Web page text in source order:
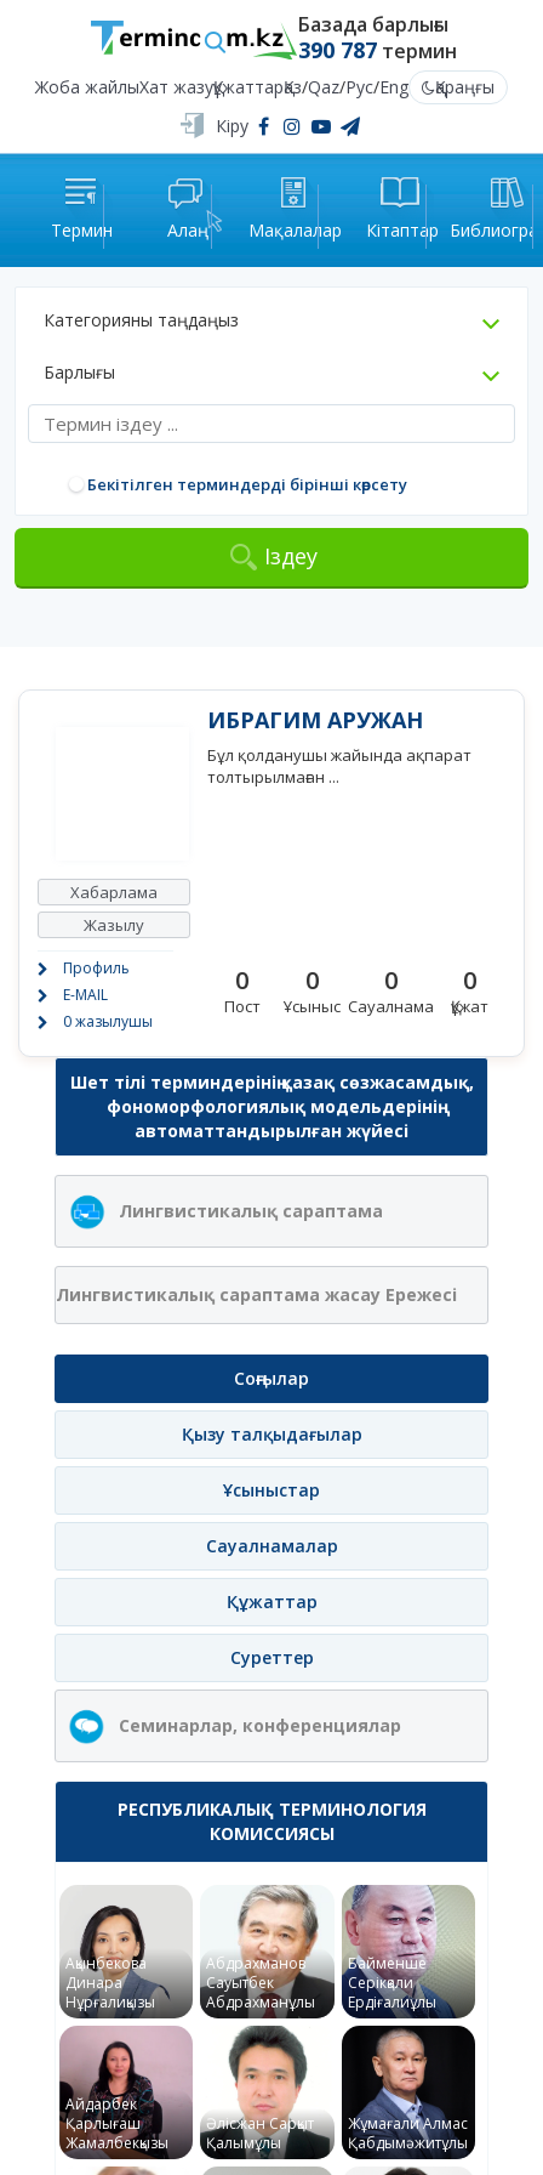
Базада барлығы
390 787термин
Жоба жайлыХат жазуҚұжаттарҚаз/Qaz/Рус/Eng
Қараңғы
Кіру
Термин Алаң Мақалалар Кітаптар
Категорияны таңдаңыз
Барлығы
Бекітілген терминдерді бірінші көрсету
Іздеу
Хабарлама
Жазылу
Профиль
E-MAIL
0 жазылушы
ИБРАГИМ АРУЖАН
Бұл қолданушы жайында ақпарат
толтырылмаған ...
0
Пост
0
Ұсыныс
0
Сауалнама
0
Құжат
Шет тілі терминдерінің қазақ сөзжасамдық,
фономорфологиялық модельдерінің
автоматтандырылған жүйесі
Лингвистикалық сараптама
Лингвистикалық сараптама жасау Ережесі
Соңғылар
Қызу талқыдағылар
Ұсыныстар
Сауалнамалар
Құжаттар
Суреттер
Семинарлар, конференциялар
РЕСПУБЛИКАЛЫҚ ТЕРМИНОЛОГИЯ
КОМИССИЯСЫ
Ақынбекова
Динара
Нұрғалиқызы
Абдрахманов
Сауытбек
Абдрахманұлы
Байменше
Серікқали
Ердіғалиұлы
Айдарбек
Қарлығаш
Жамалбекқызы
Әлісжан Сарқыт
Қалымұлы
Жұмағали Алмас
Қабдымәжитұлы